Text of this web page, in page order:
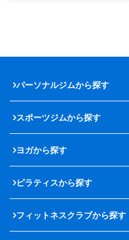
パーソナルジムから探す
スポーツジムから探す
ヨガから探す
ピラティスから探す
フィットネスクラブから探す